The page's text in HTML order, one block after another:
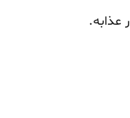
عذابه.